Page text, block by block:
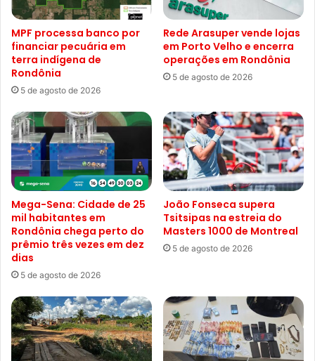
MPF processa banco por
financiar pecuária em
terra indígena de
Rondônia
5 de agosto de 2026
Rede Arasuper vende lojas
em Porto Velho e encerra
operações em Rondônia
5 de agosto de 2026
Mega-Sena: Cidade de 25
mil habitantes em
Rondônia chega perto do
prêmio três vezes em dez
dias
5 de agosto de 2026
João Fonseca supera
Tsitsipas na estreia do
Masters 1000 de Montreal
5 de agosto de 2026